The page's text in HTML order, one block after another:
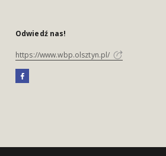
Odwiedź nas!
https://www.wbp.olsztyn.pl/